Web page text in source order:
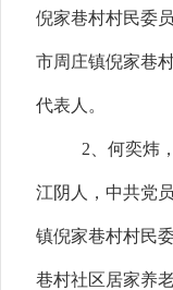
倪家巷村村民委
市周庄镇倪家巷
代表人。
2 、何奕炜
江阴人，中共党
镇倪家巷村村民
巷村社区居家养